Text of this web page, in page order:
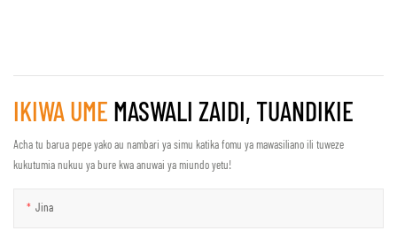
IKIWA UME MASWALI ZAIDI, TUANDIKIE
Acha tu barua pepe yako au nambari ya simu katika fomu ya mawasiliano ili tuweze
kukutumia nukuu ya bure kwa anuwai ya miundo yetu!
Jina